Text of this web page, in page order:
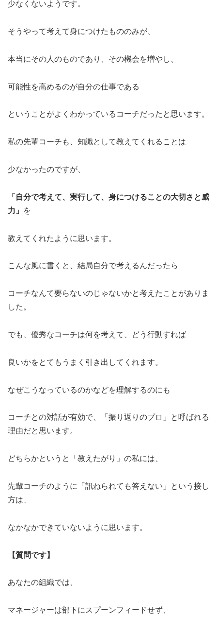
少なくないようです。
そうやって考えて身につけたもののみが、
本当にその人のものであり、その機会を増やし、
可能性を高めるのが自分の仕事である
ということがよくわかっているコーチだったと思います。
私の先輩コーチも、知識として教えてくれることは
少なかったのですが、
「自分で考えて、実行して、身につけることの大切さと威
力」
を
教えてくれたように思います。
こんな風に書くと、結局自分で考えるんだったら
コーチなんて要らないのじゃないかと考えたことがありま
した。
でも、優秀なコーチは何を考えて、どう行動すれば
良いかをとてもうまく引き出してくれます。
なぜこうなっているのかなどを理解するのにも
コーチとの対話が有効で、「振り返りのプロ」と呼ばれる
理由だと思います。
どちらかというと「教えたがり」の私には、
先輩コーチのように「訊ねられても答えない」という接し
方は、
なかなかできていないように思います。
【質問です】
あなたの組織では、
マネージャーは部下にスプーンフィードせず、